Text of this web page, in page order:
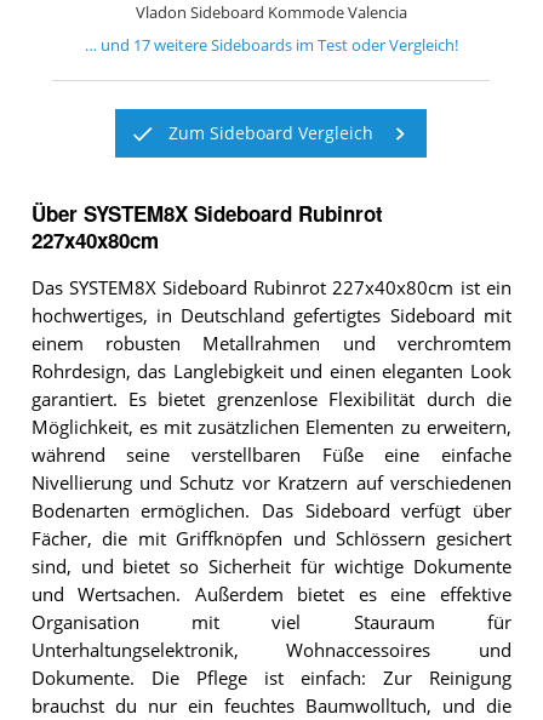
Vladon Sideboard Kommode Valencia
… und 17weitereSideboardsim Test oder Vergleich!
Zum Sideboard Vergleich
Über SYSTEM8X Sideboard Rubinrot
227x40x80cm
Das SYSTEM8X Sideboard Rubinrot 227x40x80cm ist ein
hochwertiges, in Deutschland gefertigtes Sideboard mit
einem robusten Metallrahmen und verchromtem
Rohrdesign, das Langlebigkeit und einen eleganten Look
garantiert. Es bietet grenzenlose Flexibilität durch die
Möglichkeit, es mit zusätzlichen Elementen zu erweitern,
während seine verstellbaren Füße eine einfache
Nivellierung und Schutz vor Kratzern auf verschiedenen
Bodenarten ermöglichen. Das Sideboard verfügt über
Fächer, die mit Griffknöpfen und Schlössern gesichert
sind, und bietet so Sicherheit für wichtige Dokumente
und Wertsachen. Außerdem bietet es eine effektive
Organisation mit viel Stauraum für
Unterhaltungselektronik, Wohnaccessoires und
Dokumente. Die Pflege ist einfach: Zur Reinigung
brauchst du nur ein feuchtes Baumwolltuch, und die